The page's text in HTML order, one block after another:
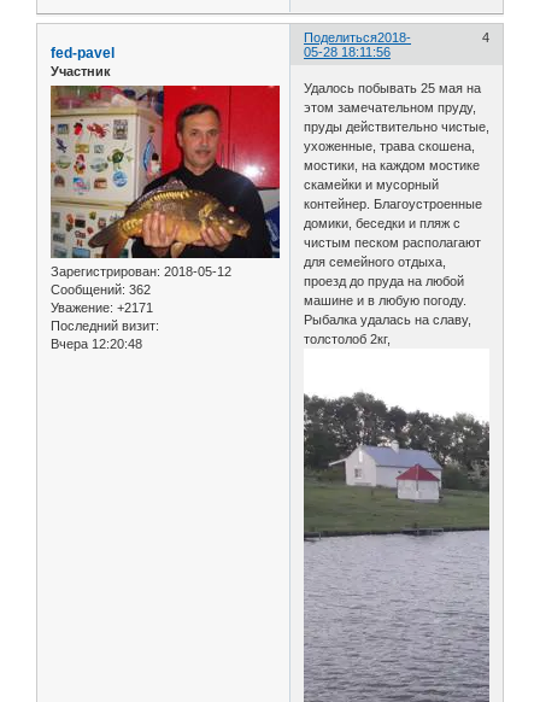
Поделиться 4
2018-
05-28 18:11:56
fed-pavel
Участник
Зарегистрирован: 2018-05-12
Сообщений: 362
Уважение: +2171
Последний визит:
Вчера 12:20:48
Удалось побывать 25 мая на
этом замечательном пруду,
пруды действительно чистые,
ухоженные, трава скошена,
мостики, на каждом мостике
скамейки и мусорный
контейнер. Благоустроенные
домики, беседки и пляж с
чистым песком располагают
для семейного отдыха,
проезд до пруда на любой
машине и в любую погоду.
Рыбалка удалась на славу,
толстолоб 2кг,